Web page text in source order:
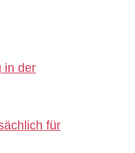
in der
für